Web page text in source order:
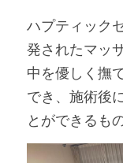
ハプティック
発されたマッ
中を優しく撫
でき、施術後
とができるも